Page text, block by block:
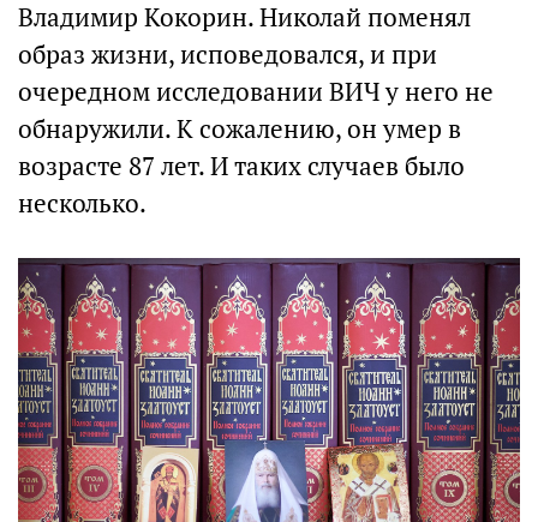
Владимир Кокорин. Николай поменял
образ жизни, исповедовался, и при
очередном исследовании ВИЧ у него не
обнаружили. К сожалению, он умер в
возрасте 87 лет. И таких случаев было
несколько.